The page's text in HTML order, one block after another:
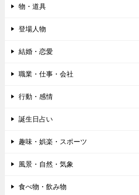
物・道具
登場人物
結婚・恋愛
職業・仕事・会社
行動・感情
誕生日占い
趣味・娯楽・スポーツ
風景・自然・気象
食べ物・飲み物